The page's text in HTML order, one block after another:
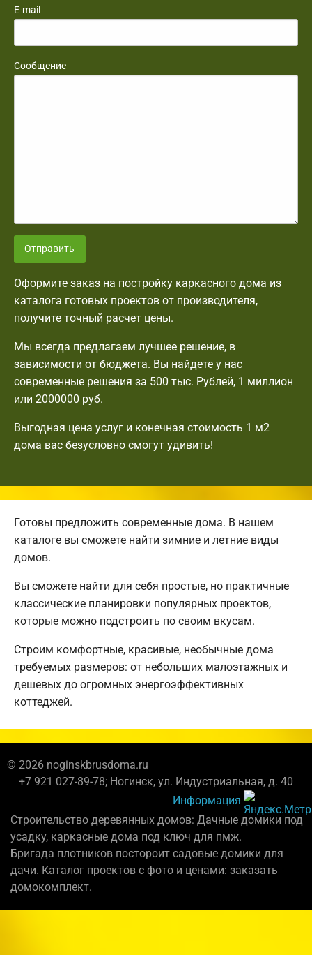
E-mail
Сообщение
Отправить
Оформите заказ на постройку каркасного дома из
каталога готовых проектов от производителя,
получите точный расчет цены.
Мы всегда предлагаем лучшее решение, в
зависимости от бюджета. Вы найдете у нас
современные решения за 500 тыс. Рублей, 1 миллион
или 2000000 руб.
Выгодная цена услуг и конечная стоимость 1 м2
дома вас безусловно смогут удивить!
Готовы предложить современные дома. В нашем
каталоге вы сможете найти зимние и летние виды
домов.
Вы сможете найти для себя простые, но практичные
классические планировки популярных проектов,
которые можно подстроить по своим вкусам.
Строим комфортные, красивые, необычные дома
требуемых размеров: от небольших малоэтажных и
дешевых до огромных энергоэффективных
коттеджей.
© 2026 noginskbrusdoma.ru
+7 921 027-89-78; Ногинск, ул. Индустриальная, д. 40
Информация
Строительство деревянных домов: Дачные домики под
усадку, каркасные дома под ключ для пмж.
Бригада плотников постороит садовые домики для
дачи. Каталог проектов с фото и ценами: заказать
домокомплект.